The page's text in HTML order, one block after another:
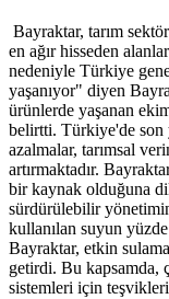
Bayraktar, tarım
en ağır hisseden
nedeniyle Türkiye
yaşanıyor" diyen
ürünlerde yaşanan
belirtti. Türkiye'de son
azalmalar, tarımsal
artırmaktadır.
bir kaynak olduğuna
sürdürülebilir
kullanılan suyun yüzde
Bayraktar, etkin
getirdi. Bu kapsamda,
sistemleri için